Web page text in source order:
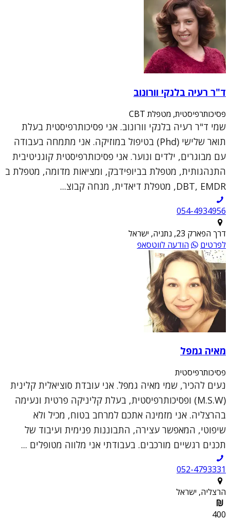
ד"ר רעיה בלנקי וורונוב
פסיכותרפיסטית, מטפלת CBT
שמי ד"ר רעיה בלנקי וורונוב. אני פסיכותרפיסטית בעלת
תואר שלישי (Phd) בטיפול במוזיקה. אני מתמחה בעבודה
עם מבוגרים, ילדים ונוער. אני פסיכותרפיסטית קוגניטיבית
התנהגותית, מטפלת בביופידבק, ומציאות מדומה, מטפלת ב
DBT, EMDR, מטפלת דיאדית, מנחה קבוצ...
054-4934956
דרך הפארק 23, נתניה, ישראל
לפרטים
הודעה לווטסאפ
מאיה גמפל
פסיכותרפיסטית
נעים להכיר, שמי מאיה גמפל. אני עובדת סוציאלית קלינית
(M.S.W) ופסיכותרפיסטית, בעלת קליניקה פרטית ונעימה
בהרצליה. אני מזמינה אתכם למרחב בטוח, מכיל ולא
שיפוטי, המאפשר עצירה, התבוננות פנימית ועיבוד של
תכנים רגשיים מורכבים. בעבודתי אני מלווה מטופלים ...
052-4793331
הרצליה, ישראל
400